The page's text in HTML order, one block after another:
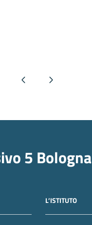
Pagina precedentePagina successiva
5 Bologna
L’ISTITUTO